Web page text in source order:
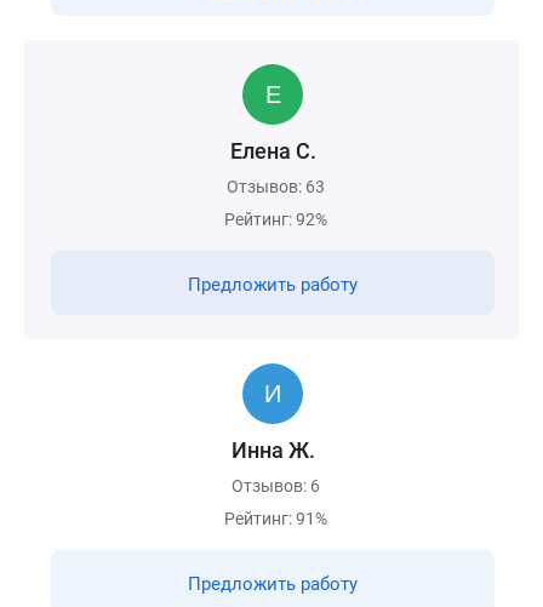
Елена С.
Отзывов: 63
Рейтинг: 92%
Предложить работу
Инна Ж.
Отзывов: 6
Рейтинг: 91%
Предложить работу